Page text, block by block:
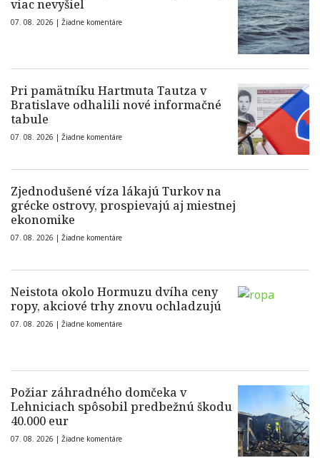
viac nevyšiel
07. 08. 2026 | Žiadne komentáre
Pri pamätníku Hartmuta Tautza v
Bratislave odhalili nové informačné
tabule
07. 08. 2026 | Žiadne komentáre
Zjednodušené víza lákajú Turkov na
grécke ostrovy, prospievajú aj miestnej
ekonomike
07. 08. 2026 | Žiadne komentáre
Neistota okolo Hormuzu dvíha ceny
ropy, akciové trhy znovu ochladzujú
07. 08. 2026 | Žiadne komentáre
Požiar záhradného domčeka v
Lehniciach spôsobil predbežnú škodu
40.000 eur
07. 08. 2026 | Žiadne komentáre